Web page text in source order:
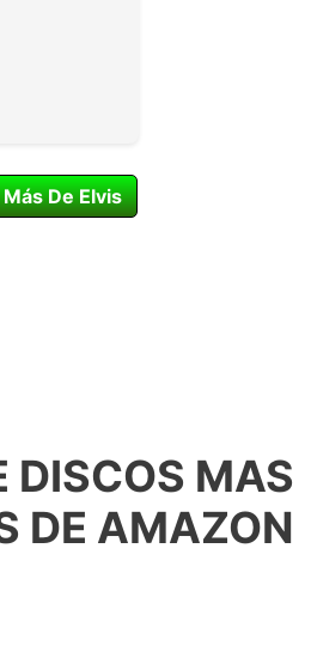
De Elvis
DISCOS MAS
DE AMAZON